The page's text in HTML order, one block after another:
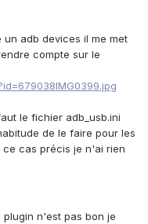
un adb devices il me met
compte sur le
le fichier adb_usb.ini
de le faire pour les
ce cas précis je n'ai rien
n'est pas bon je